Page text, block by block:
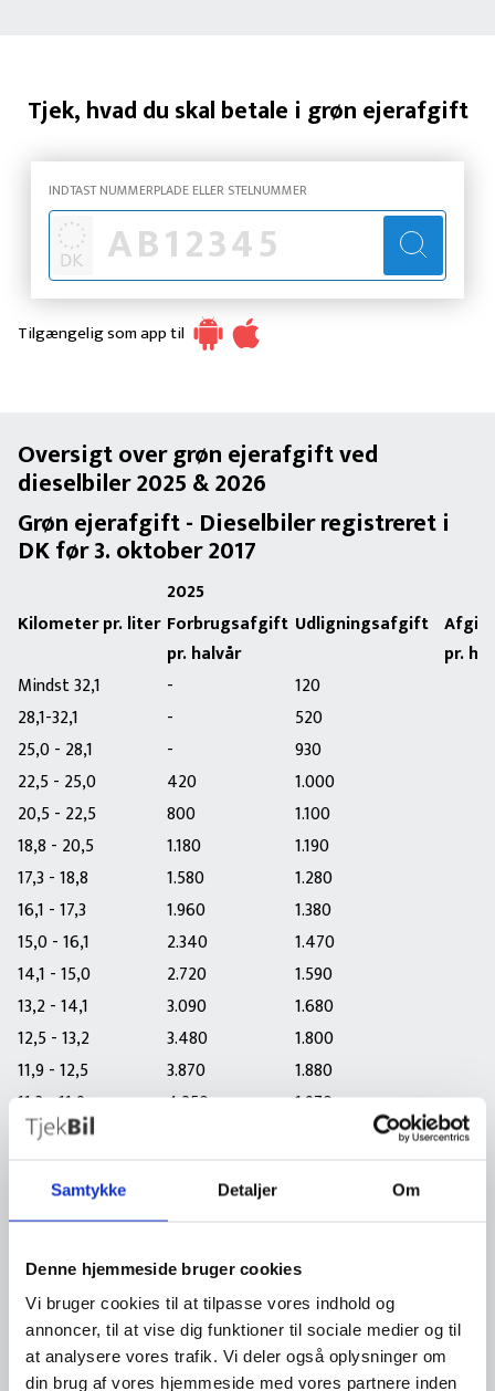
Samtykke Detaljer Om
Denne hjemmeside bruger cookies
Vi bruger cookies til at tilpasse vores indhold og
annoncer, til at vise dig funktioner til sociale medier og til
at analysere vores trafik. Vi deler også oplysninger om
din brug af vores hjemmeside med vores partnere inden
Tjek, hvad du skal betale i grøn ejerafgift
INDTAST NUMMERPLADE ELLER STELNUMMER
Tilgængelig som app til
Oversigt over grøn ejerafgift ved
dieselbiler 2025 & 2026
Grøn ejerafgift - Dieselbiler registreret i
DK før 3. oktober 2017
2025
Kilometer pr. liter Forbrugsafgift
pr. halvår
Udligningsafgift
pr.
Mindst 32,1
-
120
28,1-32,1
-
520
25,0 - 28,1
-
930
22,5 - 25,0
420 1.000
20,5 - 22,5
800 1.100
18,8 - 20,5
1.180 1.190
17,3 - 18,8
1.580 1.280
16,1 - 17,3
1.960 1.380
15,0 - 16,1
2.340 1.470
14,1 - 15,0
2.720 1.590
13,2 - 14,1
3.090 1.680
12,5 - 13,2
3.480 1.800
11,9 - 12,5
3.870 1.880
11,3 - 11,9
4.250 1.970
10,2 - 11,3
8,7 - 9,4
8,1 - 8,7
7.310
7,5 - 8,1
8.070 2.930
7,0 - 7,5
8.860 3.110
6,6 - 7,0
9.610 3.340
6,2 - 6,6
10.370 3.520